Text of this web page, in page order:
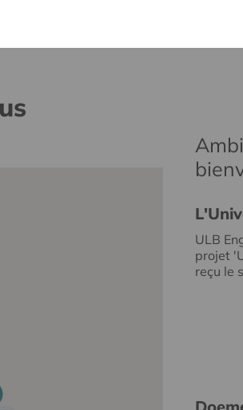
ULB
projet
reçu le